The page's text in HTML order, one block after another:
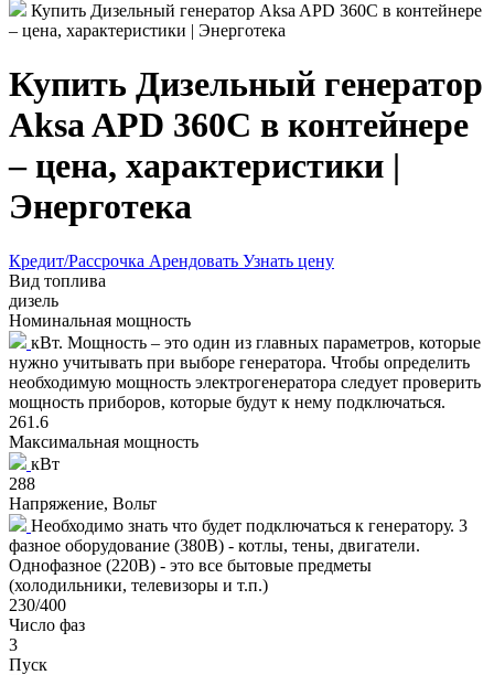
Купить Дизельный генератор Aksa APD 360C в контейнере
– цена, характеристики | Энерготека
Купить Дизельный генератор
Aksa APD 360C в контейнере
– цена, характеристики |
Энерготека
Кредит/Рассрочка Арендовать Узнать цену
Вид топлива
дизель
Номинальная мощность
кВт. Мощность – это один из главных параметров, которые
нужно учитывать при выборе генератора. Чтобы определить
необходимую мощность электрогенератора следует проверить
мощность приборов, которые будут к нему подключаться.
261.6
Максимальная мощность
кВт
288
Напряжение, Вольт
Необходимо знать что будет подключаться к генератору. 3
фазное оборудование (380В) - котлы, тены, двигатели.
Однофазное (220В) - это все бытовые предметы
(холодильники, телевизоры и т.п.)
230/400
Число фаз
3
Пуск